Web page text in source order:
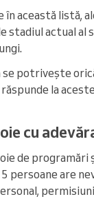
această listă,
stadiul actual al
potrivește
la
cu
de programări
persoane are
permisiuni